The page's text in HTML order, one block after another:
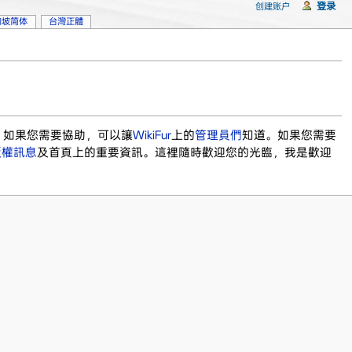
果您需要協助，可以讓WikiFur上的管理員們知道。如果您需要
訊息及首頁上的重要資訊。這裡隨時歡迎您的光臨，我是歡迎
简体 台灣正體
创建账户 登录